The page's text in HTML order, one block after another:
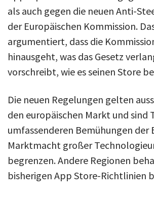
als auch gegen die neuen Anti-
der Europäischen Kommission.
argumentiert, dass die
hinausgeht, was das Gesetz
vorschreibt, wie es seinen Store
Die neuen Regelungen gelten
den europäischen Markt und sind
umfassenderen Bemühungen der
Marktmacht großer
begrenzen. Andere Regionen
bisherigen App Store-Richtlinien